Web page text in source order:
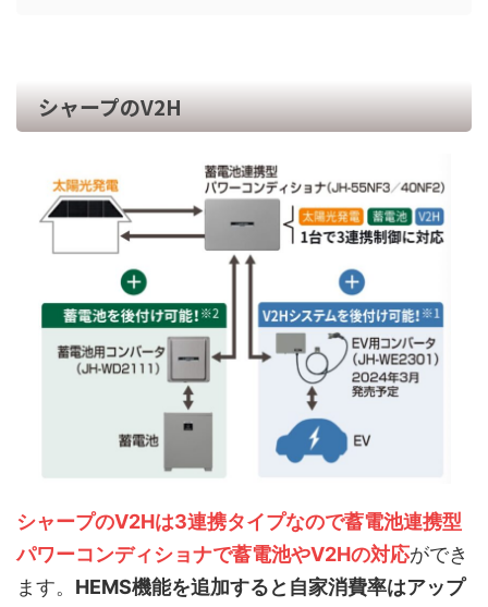
シャープのV2H
シャープのV2Hは3連携タイプなので蓄電池連携型
パワーコンディショナで蓄電池やV2Hの対応ができ
ます。 HEMS機能を追加すると自家消費率はアップ